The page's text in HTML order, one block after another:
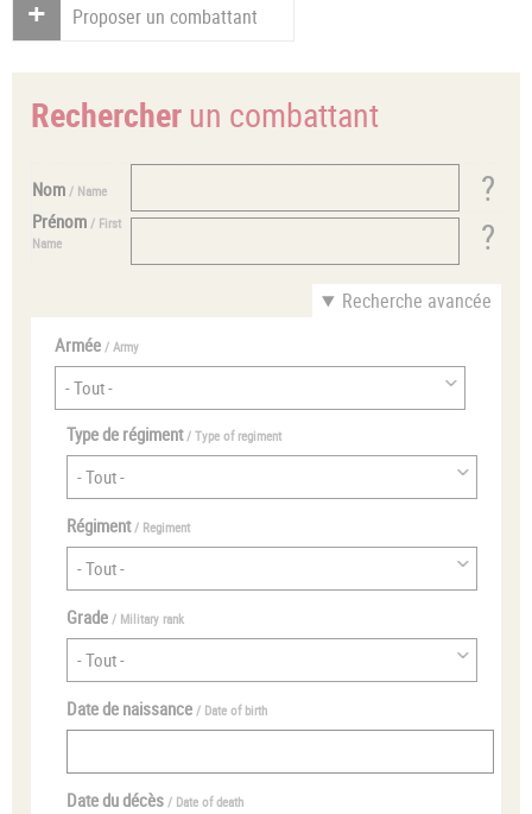
Proposer un combattant
Rechercherun combattant
Nom / Name
Prénom / First
Name
Recherche avancée
Armée / Army
Type de régiment/ Type of regiment
Régiment/ Regiment
Grade / Military rank
Date de naissance / Date of birth
Date du décès / Date of death